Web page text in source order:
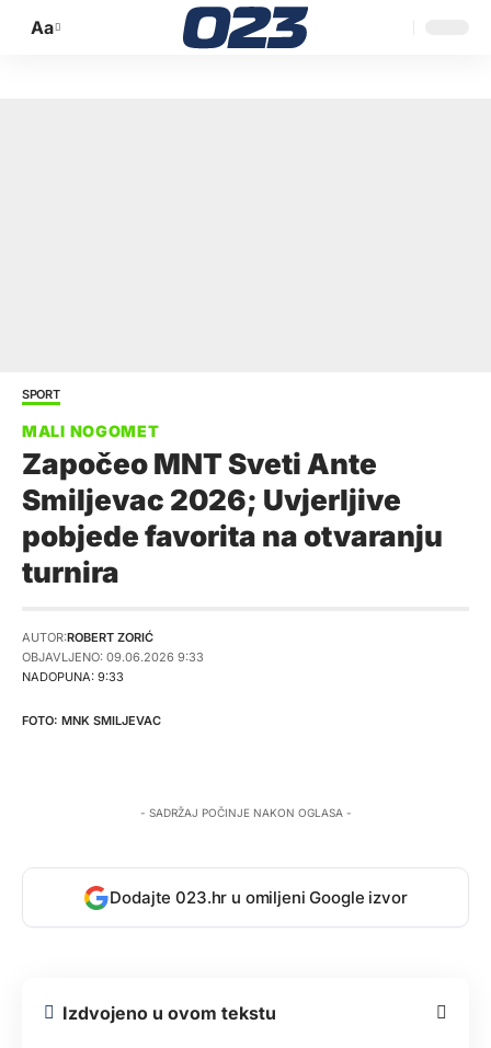
Promijeni
Aa
SPORT
Započeo MNT Sveti Ante
Smiljevac 2026; Uvjerljive
pobjede favorita na otvaranju
turnira
NADOPUNA: 9:33
AUTOR:ROBERT ZORIĆ
OBJAVLJENO: 09.06.2026 9:33
MNK SMILJEVAC
- SADRŽAJ POČINJE NAKON OGLASA -
Dodajte 023.hr u omiljeni Google izvor
Izdvojeno u ovom tekstu